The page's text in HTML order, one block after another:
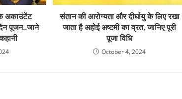
अकाउंटेंट
पूजन..जाने
संतान की आरोग्यता और दीर्घायु के लिए रखा
जाता है अहोई अष्टमी का व्रत, जानिए पूरी
पूजा विधि
October 4, 2024